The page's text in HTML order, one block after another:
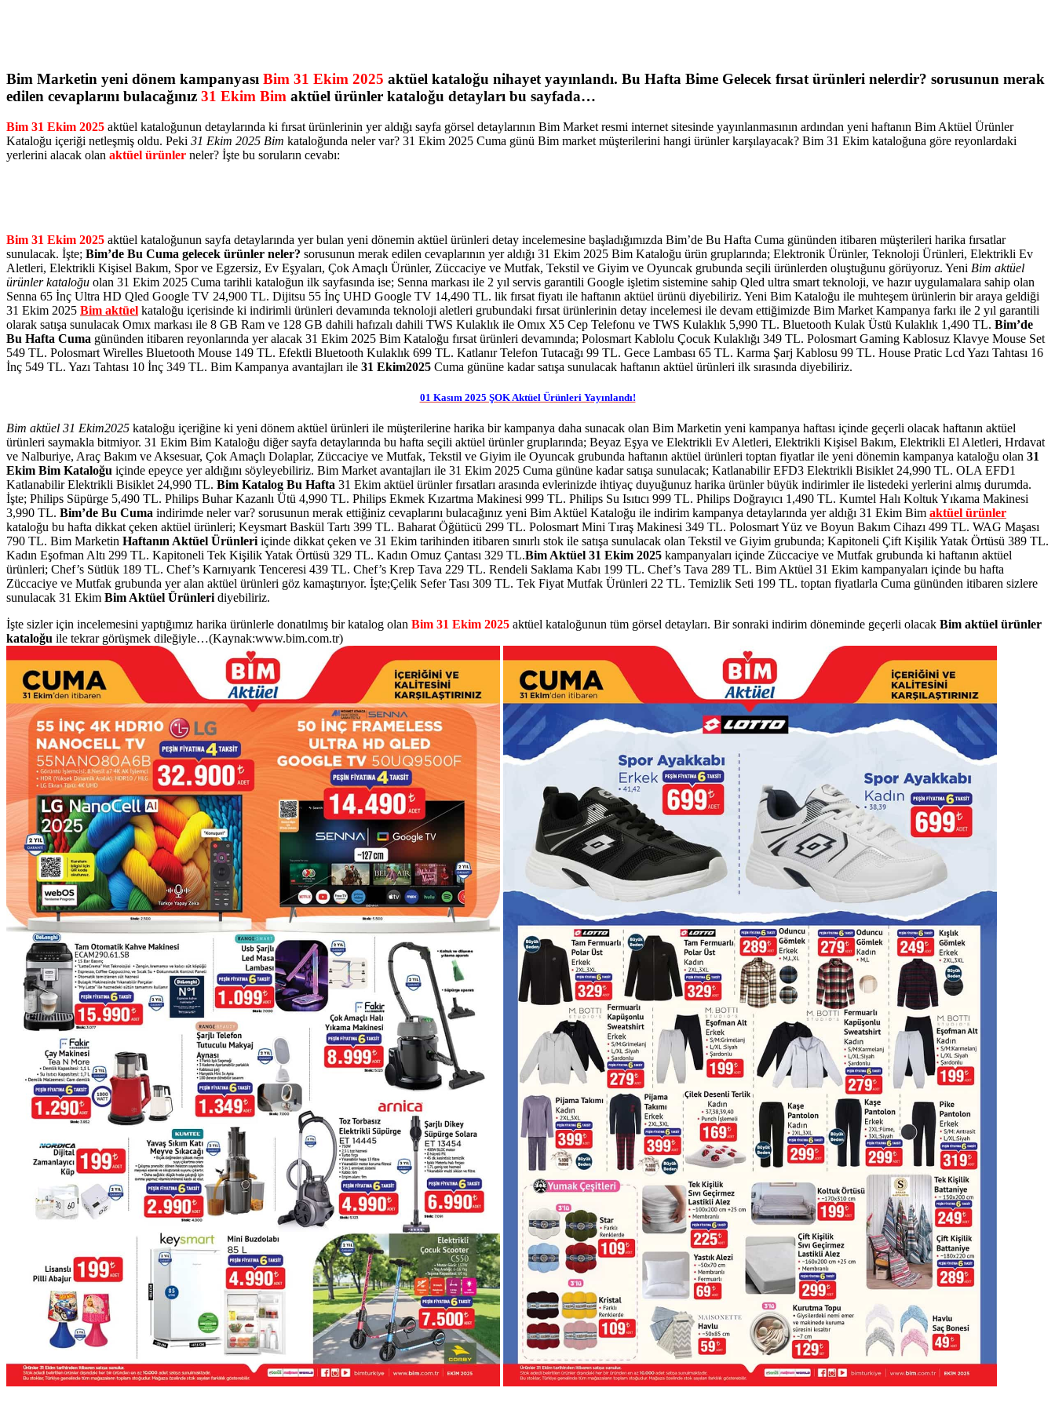
Bim Marketin yeni dönem kampanyası Bim 31 Ekim 2025 aktüel kataloğu nihayet yayınlandı. Bu Hafta Bime Gelecek fırsat ürünleri nelerdir? sorusunun merak
edilen cevaplarını bulacağınız 31 Ekim Bim aktüel ürünler kataloğu detayları bu sayfada…
Bim 31 Ekim 2025 aktüel kataloğunun detaylarında ki fırsat ürünlerinin yer aldığı sayfa görsel detaylarının Bim Market resmi internet sitesinde yayınlanmasının ardından yeni haftanın Bim Aktüel Ürünler
Kataloğu içeriği netleşmiş oldu. Peki 31 Ekim 2025 Bim kataloğunda neler var? 31 Ekim 2025 Cuma günü Bim market müşterilerini hangi ürünler karşılayacak? Bim 31 Ekim kataloğuna göre reyonlardaki
yerlerini alacak olan aktüel ürünler neler? İşte bu soruların cevabı:
Bim 31 Ekim 2025 aktüel kataloğunun sayfa detaylarında yer bulan yeni dönemin aktüel ürünleri detay incelemesine başladığımızda Bim’de Bu Hafta Cuma gününden itibaren müşterileri harika fırsatlar
sunulacak. İşte; Bim’de Bu Cuma gelecek ürünler neler? sorusunun merak edilen cevaplarının yer aldığı 31 Ekim 2025 Bim Kataloğu ürün gruplarında; Elektronik Ürünler, Teknoloji Ürünleri, Elektrikli Ev
Aletleri, Elektrikli Kişisel Bakım, Spor ve Egzersiz, Ev Eşyaları, Çok Amaçlı Ürünler, Züccaciye ve Mutfak, Tekstil ve Giyim ve Oyuncak grubunda seçili ürünlerden oluştuğunu görüyoruz. Yeni Bim aktüel
ürünler kataloğu olan 31 Ekim 2025 Cuma tarihli kataloğun ilk sayfasında ise; Senna markası ile 2 yıl servis garantili Google işletim sistemine sahip Qled ultra smart teknoloji, ve hazır uygulamalara sahip olan
Senna 65 İnç Ultra HD Qled Google TV 24,900 TL. Dijitsu 55 İnç UHD Google TV 14,490 TL. lik fırsat fiyatı ile haftanın aktüel ürünü diyebiliriz. Yeni Bim Kataloğu ile muhteşem ürünlerin bir araya geldiği
31 Ekim 2025 Bim aktüel kataloğu içerisinde ki indirimli ürünleri devamında teknoloji aletleri grubundaki fırsat ürünlerinin detay incelemesi ile devam ettiğimizde Bim Market Kampanya farkı ile 2 yıl garantili
olarak satışa sunulacak Omıx markası ile 8 GB Ram ve 128 GB dahili hafızalı dahili TWS Kulaklık ile Omıx X5 Cep Telefonu ve TWS Kulaklık 5,990 TL. Bluetooth Kulak Üstü Kulaklık 1,490 TL. Bim’de
Bu Hafta Cuma gününden itibaren reyonlarında yer alacak 31 Ekim 2025 Bim Kataloğu fırsat ürünleri devamında; Polosmart Kablolu Çocuk Kulaklığı 349 TL. Polosmart Gaming Kablosuz Klavye Mouse Set
549 TL. Polosmart Wirelles Bluetooth Mouse 149 TL. Efektli Bluetooth Kulaklık 699 TL. Katlanır Telefon Tutacağı 99 TL. Gece Lambası 65 TL. Karma Şarj Kablosu 99 TL. House Pratic Lcd Yazı Tahtası 16
İnç 549 TL. Yazı Tahtası 10 İnç 349 TL. Bim Kampanya avantajları ile 31 Ekim2025 Cuma gününe kadar satışa sunulacak haftanın aktüel ürünleri ilk sırasında diyebiliriz.
01 Kasım 2025 ŞOK Aktüel Ürünleri Yayınlandı!
Bim aktüel 31 Ekim2025 kataloğu içeriğine ki yeni dönem aktüel ürünleri ile müşterilerine harika bir kampanya daha sunacak olan Bim Marketin yeni kampanya haftası içinde geçerli olacak haftanın aktüel
ürünleri saymakla bitmiyor. 31 Ekim Bim Kataloğu diğer sayfa detaylarında bu hafta seçili aktüel ürünler gruplarında; Beyaz Eşya ve Elektrikli Ev Aletleri, Elektrikli Kişisel Bakım, Elektrikli El Aletleri, Hrdavat
ve Nalburiye, Araç Bakım ve Aksesuar, Çok Amaçlı Dolaplar, Züccaciye ve Mutfak, Tekstil ve Giyim ile Oyuncak grubunda haftanın aktüel ürünleri toptan fiyatlar ile yeni dönemin kampanya kataloğu olan 31
Ekim Bim Kataloğu içinde epeyce yer aldığını söyleyebiliriz. Bim Market avantajları ile 31 Ekim 2025 Cuma gününe kadar satışa sunulacak; Katlanabilir EFD3 Elektrikli Bisiklet 24,990 TL. OLA EFD1
Katlanabilir Elektrikli Bisiklet 24,990 TL. Bim Katalog Bu Hafta 31 Ekim aktüel ürünler fırsatları arasında evlerinizde ihtiyaç duyuğunuz harika ürünler büyük indirimler ile listedeki yerlerini almış durumda.
İşte; Philips Süpürge 5,490 TL. Philips Buhar Kazanlı Ütü 4,990 TL. Philips Ekmek Kızartma Makinesi 999 TL. Philips Su Isıtıcı 999 TL. Philips Doğrayıcı 1,490 TL. Kumtel Halı Koltuk Yıkama Makinesi
3,990 TL. Bim’de Bu Cuma indirimde neler var? sorusunun merak ettiğiniz cevaplarını bulacağınız yeni Bim Aktüel Kataloğu ile indirim kampanya detaylarında yer aldığı 31 Ekim Bim aktüel ürünler
kataloğu bu hafta dikkat çeken aktüel ürünleri; Keysmart Baskül Tartı 399 TL. Baharat Öğütücü 299 TL. Polosmart Mini Tıraş Makinesi 349 TL. Polosmart Yüz ve Boyun Bakım Cihazı 499 TL. WAG Maşası
790 TL. Bim Marketin Haftanın Aktüel Ürünleriiçinde dikkat çeken ve 31 Ekim tarihinden itibaren sınırlı stok ile satışa sunulacak olan Tekstil ve Giyim grubunda; Kapitoneli Çift Kişilik Yatak Örtüsü 389 TL.
Kadın Eşofman Altı 299 TL. Kapitoneli Tek Kişilik Yatak Örtüsü 329 TL. Kadın Omuz Çantası 329 TL.Bim Aktüel 31 Ekim 2025 kampanyaları içinde Züccaciye ve Mutfak grubunda ki haftanın aktüel
ürünleri; Chef’s Sütlük 189 TL. Chef’s Karnıyarık Tenceresi 439 TL. Chef’s Krep Tava 229 TL. Rendeli Saklama Kabı 199 TL. Chef’s Tava 289 TL. Bim Aktüel 31 Ekim kampanyaları içinde bu hafta
Züccaciye ve Mutfak grubunda yer alan aktüel ürünleri göz kamaştırıyor. İşte;Çelik Sefer Tası 309 TL. Tek Fiyat Mutfak Ürünleri 22 TL. Temizlik Seti 199 TL. toptan fiyatlarla Cuma gününden itibaren sizlere
sunulacak 31 Ekim BimAktüel Ürünleridiyebiliriz.
İşte sizler için incelemesini yaptığımız harika ürünlerle donatılmış bir katalog olan Bim 31 Ekim 2025 aktüel kataloğunun tüm görsel detayları. Bir sonraki indirim döneminde geçerli olacak Bim aktüel ürünler
kataloğu ile tekrar görüşmek dileğiyle…(Kaynak:www.bim.com.tr)